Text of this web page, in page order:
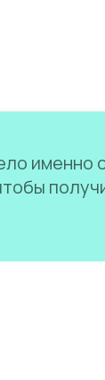
именно